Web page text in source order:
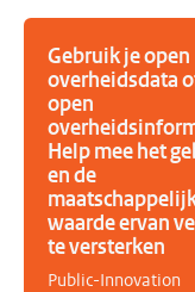
de herijking
vergroot. Het
nieuwe acties, acht
aangescherpte
kent een sterkere
samenwerking
overheid en
maatschappelijke
organisaties.
Gebruik je open
overheidsdata
open
Help mee het
en de
waarde ervan
te versterken
Public-Innovation